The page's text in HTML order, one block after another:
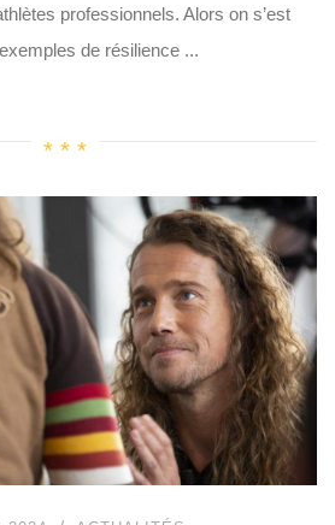
professionnels. Alors on s’est
de résilience ...